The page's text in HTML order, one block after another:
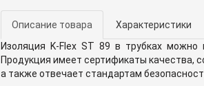
Описание товара Характеристики
Изоляция K-Flex ST 89 в трубках
Продукция имеет сертификаты качества,
а также отвечает стандартам